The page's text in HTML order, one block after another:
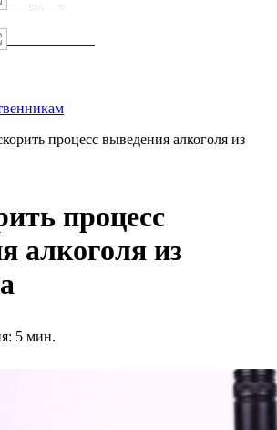
процесс выведения алкоголя из
процесс
алкоголя из
5 мин.